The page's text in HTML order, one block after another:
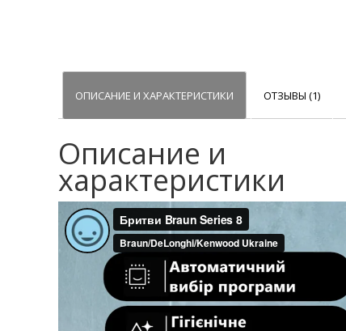
ОПИСАНИЕ И ХАРАКТЕРИСТИКИ ОТЗЫВЫ (1)
Описание и
характеристики